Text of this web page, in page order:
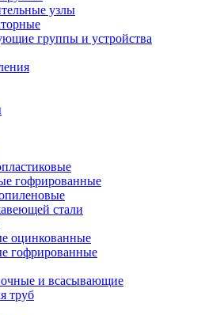
узлы
группы и устройства
гофрированные
стали
оцинкованные
гофрированные
и всасывающие
труб